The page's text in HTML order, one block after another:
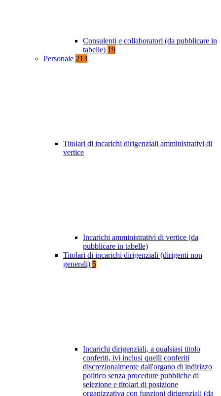
Consulenti e collaboratori (da pubblicare in
tabelle) 19
Personale 213
Titolari di incarichi dirigenziali amministrativi di
vertice
Incarichi amministrativi di vertice (da
pubblicare in tabelle)
Titolari di incarichi dirigenziali (dirigenti non
generali) 5
Incarichi dirigenziali, a qualsiasi titolo
conferiti, ivi inclusi quelli conferiti
discrezionalmente dall'organo di indirizzo
politico senza procedure pubbliche di
selezione e titolari di posizione
organizzativa con funzioni dirigenziali (da